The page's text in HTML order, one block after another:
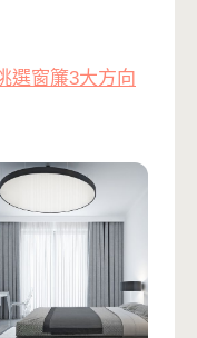
選窗簾3大方向